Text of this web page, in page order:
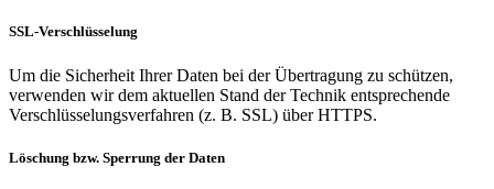
SSL-Verschlüsselung
Um die Sicherheit Ihrer Daten bei der Übertragung zu schützen,
verwenden wir dem aktuellen Stand der Technik entsprechende
Verschlüsselungsverfahren (z. B. SSL) über HTTPS.
Löschung bzw. Sperrung der Daten